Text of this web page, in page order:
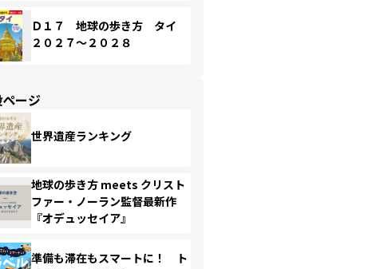
Ｄ１７ 地球の歩き方 タイ
２０２７～２０２８
ージ
世界遺産ランキング
地球の歩き方 meets クリスト
ファー・ノーラン監督最新作
『オデュッセイア』
準備も滞在もスマートに！ ト